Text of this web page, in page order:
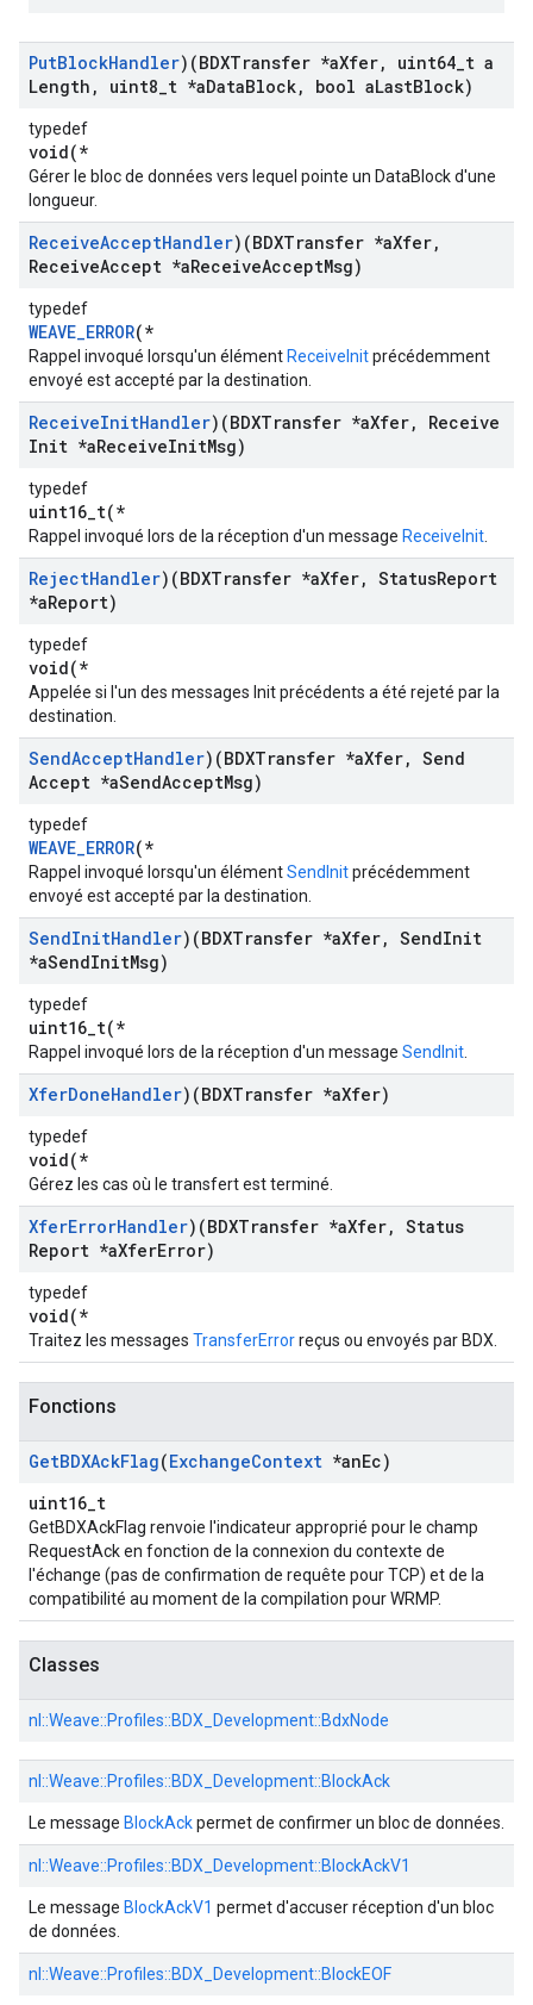
PutBlockHandler)(BDXTransfer *aXfer, uint64 t a
Length , uint8 t *aDataBlock, bool aLastBlock)
typedef
void(*
Gérer le bloc de données vers lequel pointe un DataBlock d'une
longueur.
ReceiveAcceptHandler)(BDXTransfer *aXfer,
ReceiveAccept *aReceiveAcceptMsg)
typedef
WEAVE_ERROR(*
Rappel invoqué lorsqu'un élément ReceiveInitprécédemment
envoyé est accepté par la destination.
ReceiveInitHandler)(BDXTransfer *aXfer,
Receive
Init *aReceiveInitMsg)
typedef
uint16_t(*
Rappel invoqué lors de la réception d'un message ReceiveInit
RejectHandler)(BDXTransfer *aXfer, StatusReport
*aReport)
typedef
void(*
Appelée si l'un des messages Init précédents a été rejeté par la
destination.
SendAcceptHandler)(BDXTransfer *aXfer, Send
Accept *aSendAcceptMsg)
typedef
WEAVE_ERROR(*
Rappel invoqué lorsqu'un élémentSendInitprécédemment
envoyé est accepté par la destination.
SendInitHandler)(BDXTransfer *aXfer, SendInit
*aSendInitMsg)
typedef
uint16_t(*
Rappel invoqué lors de la réception d'un message SendInit
XferDoneHandler)(BDXTransfer *aXfer)
typedef
void(*
Gérez les cas où le transfert est terminé.
XferErrorHandler)(BDXTransfer *aXfer, Status
Report *aXferError)
typedef
void(*
Traitez les messages TransferErrorreçus ou envoyés par BDX.
Fonctions
GetBDXAckFlag(ExchangeContext *anEc)
uint16_t
GetBDXAckFlag renvoie l'indicateur approprié pour le champ
RequestAck en fonction de la connexion du contexte de
l'échange (pas de confirmation de requête pour TCP) et de la
compatibilité au moment de la compilation pour WRMP.
Classes
nl::Weave::Profiles::BDX_Development::BdxNode
nl::Weave::Profiles::BDX_Development::BlockAck
Le message BlockAckpermet de confirmer un bloc de données.
nl::Weave::Profiles::BDX_Development::BlockAckV1
Le message BlockAckV1 permet d'accuser réception d'un bloc
de données.
nl::Weave::Profiles::BDX_Development::BlockEOF